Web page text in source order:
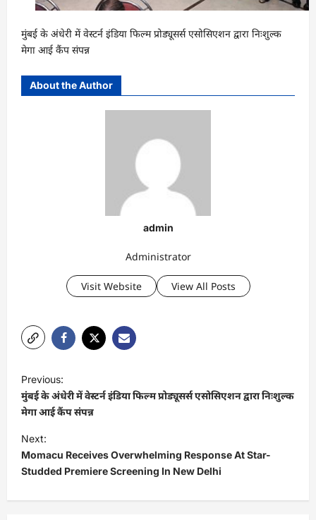
मुंबई के अंधेरी में वेस्टर्न इंडिया फिल्म प्रोड्यूसर्स एसोसिएशन द्वारा निःशुल्क
मेगा आई कैंप संपन्न
About the Author
admin
Administrator
Visit Website View All Posts
o
s
t
n
a
v
Previous:
मुंबई के अंधेरी में वेस्टर्न इंडिया फिल्म प्रोड्यूसर्स एसोसिएशन द्वारा निःशुल्क
मेगा आई कैंप संपन्न
Next:
Momacu Receives Overwhelming Response At Star-
Studded Premiere Screening In New Delhi